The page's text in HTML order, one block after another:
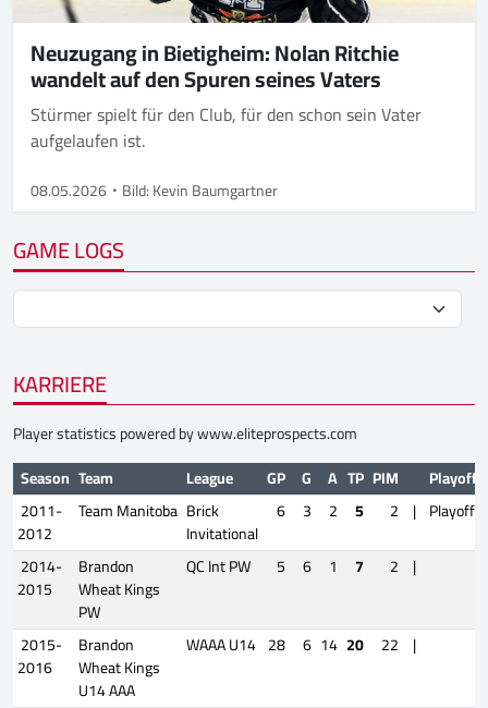
Neuzugang in Bietigheim: Nolan Ritchie
wandelt auf den Spuren seines Vaters
Stürmer spielt für den Club, für den schon sein Vater
aufgelaufen ist.
08.05.2026 Bild: Kevin Baumgartner
GAME LOGS
KARRIERE
Player statistics powered bywww.eliteprospects.com
Season Team League GP G A TP PIM
Playoffs
2011-
2012
Team Manitoba Brick
Invitational
6 3 2 5 2 | Playoffs
2014-
2015
Brandon
Wheat Kings
PW
QC Int PW 5 6 1 7 2 |
2015-
2016
Brandon
Wheat Kings
U14 AAA
WAAA U14 28 6 14 20 22 |